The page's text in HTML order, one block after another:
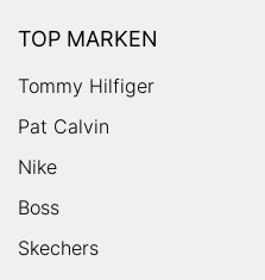
TOP MARKEN
Tommy Hilfiger
Pat Calvin
Nike
Boss
Skechers